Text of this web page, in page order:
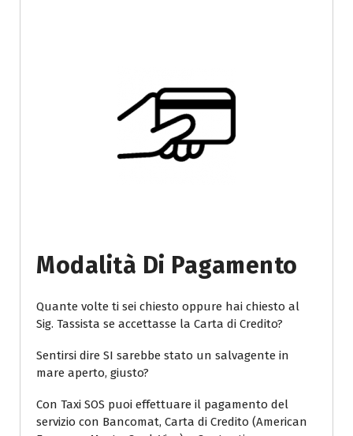
Modalità Di Pagamento
Quante volte ti sei chiesto oppure hai chiesto al
Sig. Tassista se accettasse la Carta di Credito?
Sentirsi dire SI sarebbe stato un salvagente in
mare aperto, giusto?
Con Taxi SOS puoi effettuare il pagamento del
servizio con Bancomat, Carta di Credito (American